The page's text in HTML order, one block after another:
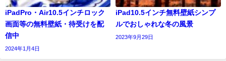
iPadPro・Air10.5インチロック
画面等の無料壁紙・待受けを配
信中
2024年1月4日
iPad10.5インチ無料壁紙シンプ
ルでおしゃれな冬の風景
2023年9月29日